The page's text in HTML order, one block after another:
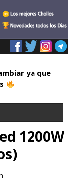
ya que
1200W